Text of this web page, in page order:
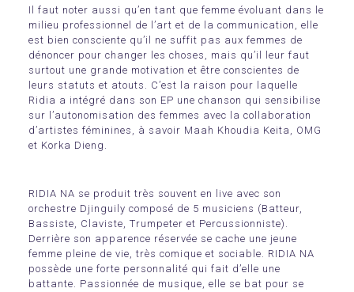
Il faut noter aussi qu’en tant que femme évoluant dans le
milieu professionnel de l’art et de la communication, elle
est bien consciente qu’il ne suffit pas aux femmes de
dénoncer pour changer les choses, mais qu’il leur faut
surtout une grande motivation et être conscientes de
leurs statuts et atouts. C’est la raison pour laquelle
Ridia a intégré dans son EP une chanson qui sensibilise
sur l’autonomisation des femmes avec la collaboration
d’artistes féminines, à savoir Maah Khoudia Keita, OMG
et Korka Dieng.
RIDIA NA se produit très souvent en live avec son
orchestre Djinguily composé de 5 musiciens (Batteur,
Bassiste, Claviste, Trumpeter et Percussionniste).
Derrière son apparence réservée se cache une jeune
femme pleine de vie, très comique et sociable. RIDIA NA
possède une forte personnalité qui fait d’elle une
battante. Passionnée de musique, elle se bat pour se